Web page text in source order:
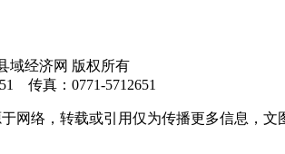
域经济网 版权所有
传真：0771-5712651
网络，转载或引用仅为传播更多信息，